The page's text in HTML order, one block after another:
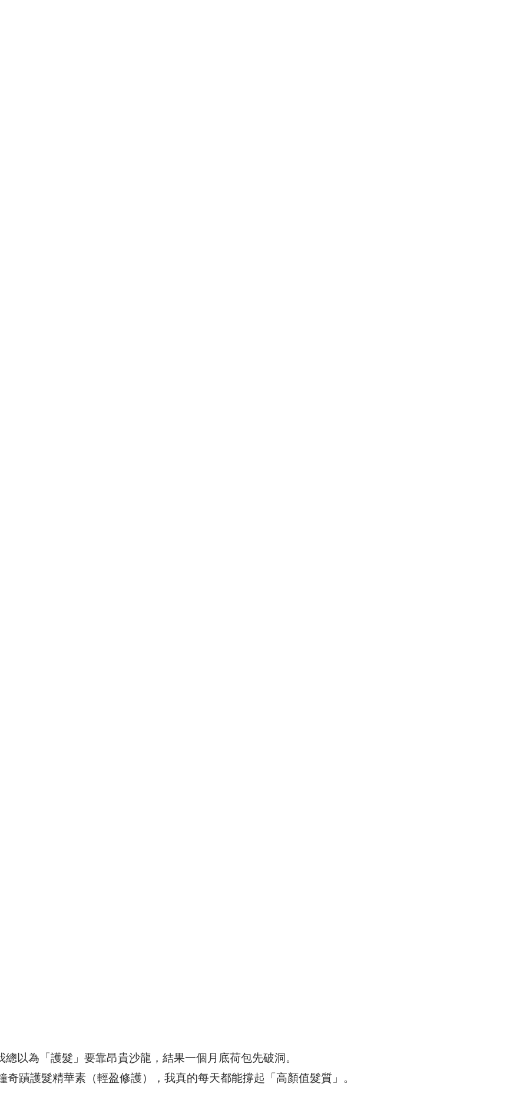
總以為「護髮」要靠昂貴沙龍，結果一個月底荷包先破洞。
奇蹟護髮精華素（輕盈修護），我真的每天都能撐起「高顏值髮質」。